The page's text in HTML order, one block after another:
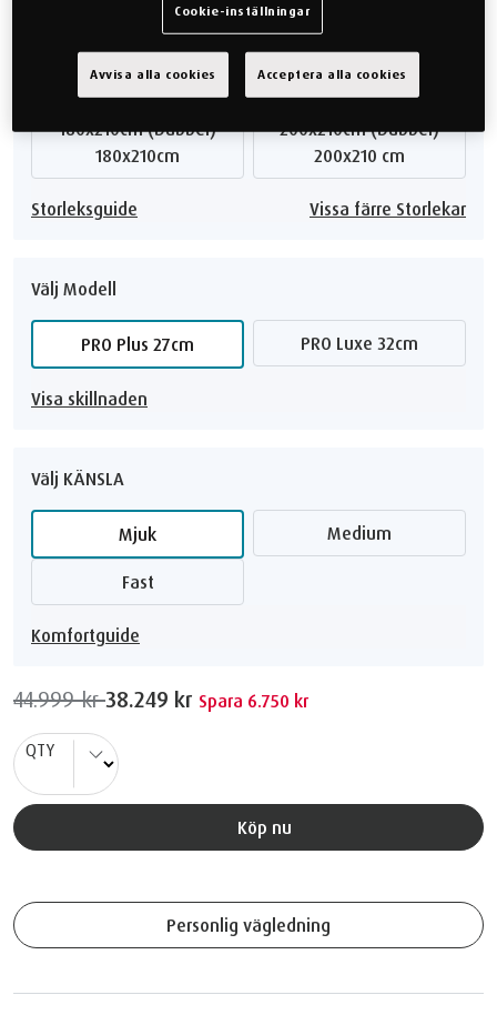
160x200cm
200x200cm (Dubbel)
200x200 cm
160x210cm (Dubbel)
160x210cm
180x210cm (Dubbel)
180x210cm
200x210cm (Dubbel)
200x210 cm
Storleksguide Vissa färre Storlekar
Välj Modell
PRO Plus 27cm PRO Luxe 32cm
Visa skillnaden
Välj KÄNSLA
Mjuk Medium
Fast
Komfortguide
44.999 kr38.249 kr Spara 6.750 kr
QTY
Köp nu
Personlig vägledning
Cookie-inställningar
Avvisa alla cookies Acceptera alla cookies